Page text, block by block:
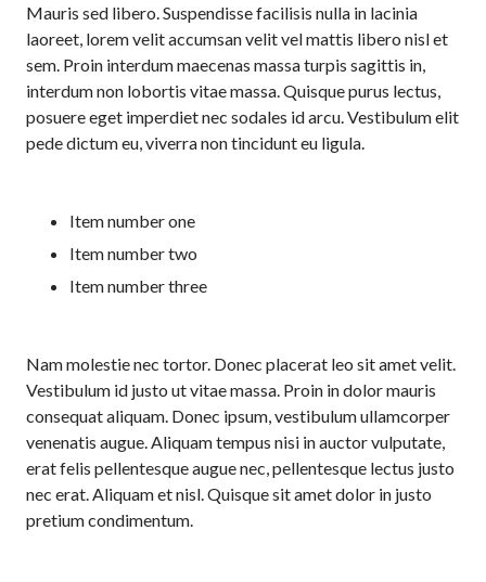
Mauris sed libero. Suspendisse facilisis nulla in lacinia
laoreet, lorem velit accumsan velit vel mattis libero nisl et
sem. Proin interdum maecenas massa turpis sagittis in,
interdum non lobortis vitae massa. Quisque purus lectus,
posuere eget imperdiet nec sodales id arcu. Vestibulum elit
pede dictum eu, viverra non tincidunt eu ligula.
Item number one
Item number two
Item number three
Nam molestie nec tortor. Donec placerat leo sit amet velit.
Vestibulum id justo ut vitae massa. Proin in dolor mauris
consequat aliquam. Donec ipsum, vestibulum ullamcorper
venenatis augue. Aliquam tempus nisi in auctor vulputate,
erat felis pellentesque augue nec, pellentesque lectus justo
nec erat. Aliquam et nisl. Quisque sit amet dolor in justo
pretium condimentum.